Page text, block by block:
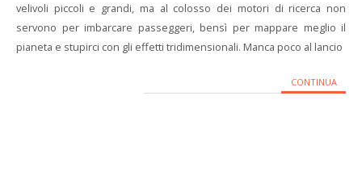
velivoli piccoli e grandi, ma al colosso dei motori di ricerca non
servono per imbarcare passeggeri, bensì per mappare meglio il
pianeta e stupirci con gli effetti tridimensionali. Manca poco al lancio
CONTINUA